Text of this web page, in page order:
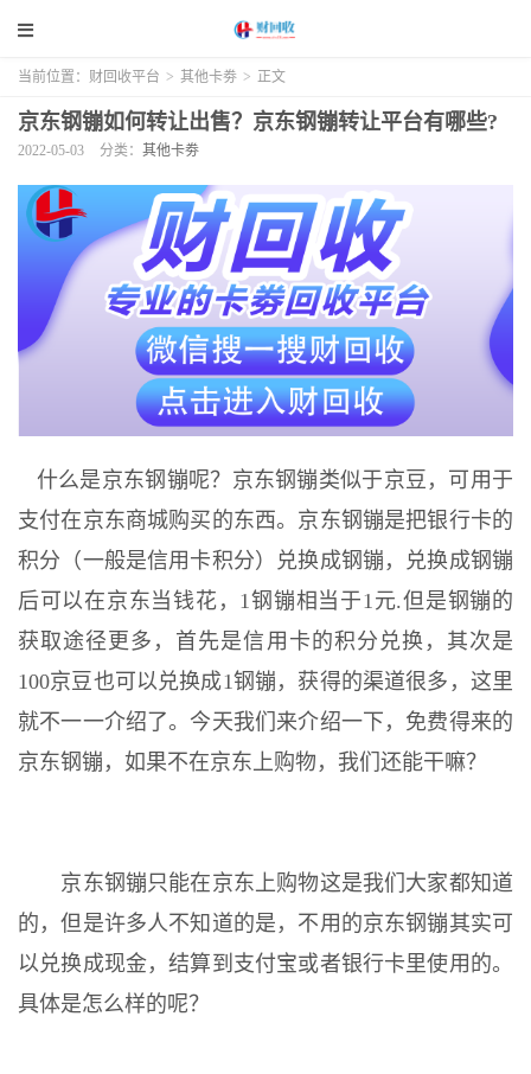
当前位置： 财回收平台 > 其他卡劵 > 正文
京东钢镚如何转让出售？京东钢镚转让平台有哪些?
2022-05-03 分类： 其他卡劵
什么是京东钢镚呢？京东钢镚类似于京豆，可用于
支付在京东商城购买的东西。京东钢镚是把银行卡的
积分（一般是信用卡积分）兑换成钢镚，兑换成钢镚
后可以在京东当钱花，1钢镚相当于1元.但是钢镚的
获取途径更多，首先是信用卡的积分兑换，其次是
100京豆也可以兑换成1钢镚，获得的渠道很多，这里
就不一一介绍了。今天我们来介绍一下，免费得来的
京东钢镚，如果不在京东上购物，我们还能干嘛？
京东钢镚只能在京东上购物这是我们大家都知道
的，但是许多人不知道的是，不用的京东钢镚其实可
以兑换成现金，结算到支付宝或者银行卡里使用的。
具体是怎么样的呢？